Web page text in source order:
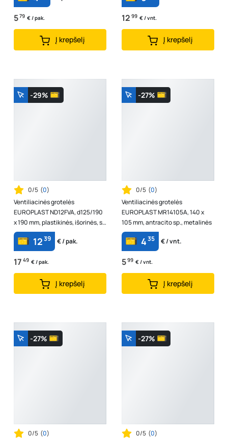
579 € / pak.
Į krepšelį
12 99 € / vnt.
Į krepšelį
-29%
0/5 (0)
Ventiliacinės grotelės
EUROPLAST ND12FVA, d125/190
x 190 mm, plastikinės, išorinės, su
atbuliniu vožtuvu, antracito
spal... 1239 € / pak.
17 49 € / pak.
Į krepšelį
-27%
0/5 (0)
Ventiliacinės grotelės
EUROPLAST MR14105A, 140 x
105 mm, antracito sp., metalinės
435 € / vnt.
599 € / vnt.
Į krepšelį
-27%
0/5 (0)
-27%
0/5 (0)